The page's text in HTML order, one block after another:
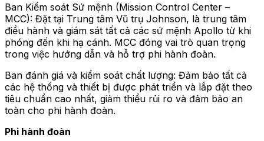
Ban Kiểm soát Sứ mệnh (Mission Control Center –
MCC): Đặt tại Trung tâm Vũ trụ Johnson, là trung tâm
điều hành và giám sát tất cả các sứ mệnh Apollo từ khi
phóng đến khi hạ cánh. MCC đóng vai trò quan trọng
trong việc hướng dẫn và hỗ trợ phi hành đoàn.
Ban đánh giá và kiểm soát chất lượng: Đảm bảo tất cả
các hệ thống và thiết bị được phát triển và lắp đặt theo
tiêu chuẩn cao nhất, giảm thiểu rủi ro và đảm bảo an
toàn cho phi hành đoàn.
Phi hành đoàn